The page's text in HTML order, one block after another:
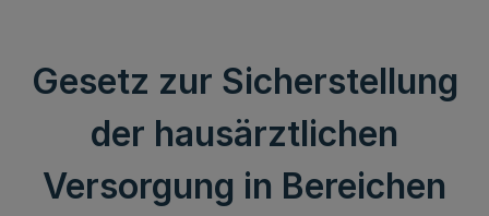
Gesetz zur Sicherstellung
der hausärztlichen
Versorgung in Bereichen